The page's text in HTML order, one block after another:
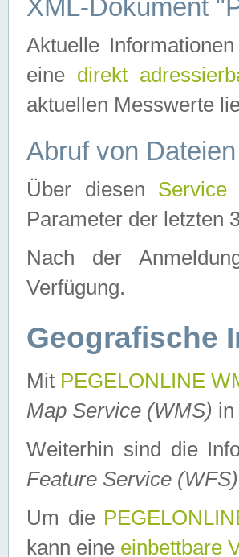
XML-Dokument
Aktuelle
eine direkt
aktuellen Messwerte
Abruf von Dateien
Über diesen Service
Parameter der letzten
Nach der
Verfügung.
Geografische
Mit PEGELONLINE
Map Service (WMS) in
Weiterhin sind die
Feature Service (WFS)
Um die
kann eine einbettbare